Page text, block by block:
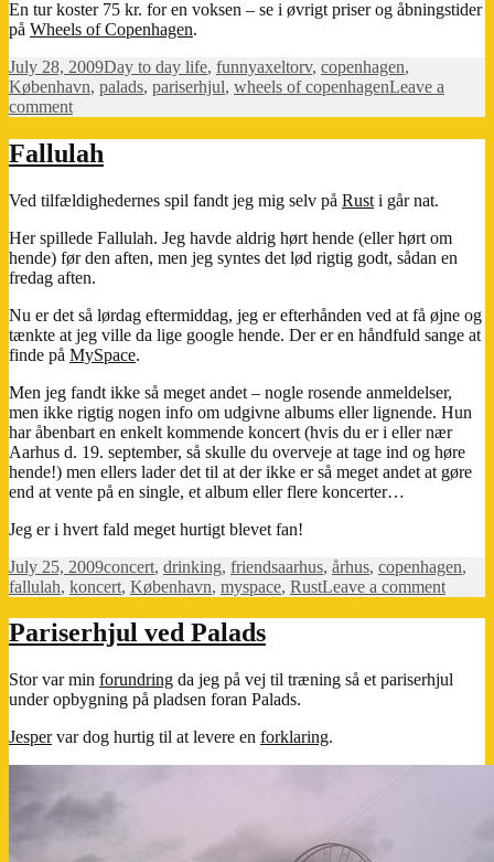
En tur koster 75 kr. for en voksen – se i øvrigt priser og åbningstider
på Wheels of Copenhagen.
Posted
on
July 28, 2009Categories
Day to day life, funnyTags
axeltorv, copenhagen,
København, palads, pariserhjul, wheels of copenhagenLeave a
commenton
kører
Fallulah
Ved tilfældighedernes spil fandt jeg mig selv på Rust i går nat.
Her spillede Fallulah. Jeg havde aldrig hørt hende (eller hørt om
hende) før den aften, men jeg syntes det lød rigtig godt, sådan en
fredag aften.
Nu er det så lørdag eftermiddag, jeg er efterhånden ved at få øjne og
tænkte at jeg ville da lige google hende. Der er en håndfuld sange at
finde på MySpace.
Men jeg fandt ikke så meget andet – nogle rosende anmeldelser,
men ikke rigtig nogen info om udgivne albums eller lignende. Hun
har åbenbart en enkelt kommende koncert (hvis du er i eller nær
Aarhus d. 19. september, så skulle du overveje at tage ind og høre
hende!) men ellers lader det til at der ikke er så meget andet at gøre
end at vente på en single, et album eller flere koncerter…
Jeg er i hvert fald meget hurtigt blevet fan!
Posted
on
July 25, 2009Categories
concert, drinking, friendsTags
aarhus, århus, copenhagen,
fallulah, koncert, København, myspace, RustLeave a commenton
Pariserhjul ved Palads
Stor var min forundring da jeg på vej til træning så et pariserhjul
under opbygning på pladsen foran Palads.
Jespervar dog hurtig til at levere en forklaring.